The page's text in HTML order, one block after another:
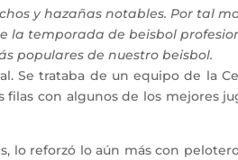
y hazañas notables. Por tal
temporada de beisbol
populares de nuestro beisbol.
Se trataba de un equipo de la
filas con algunos de los mejores
lo reforzó lo aún más con